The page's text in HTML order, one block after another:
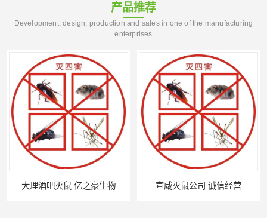
产品推荐
Development, design, production and sales in one of the manufacturing
enterprises
大理酒吧灭鼠 亿之豪生物 宣威灭鼠公司 诚信经营